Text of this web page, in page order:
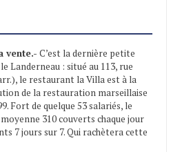
vente.- C’est la dernière petite
Landerneau : situé au 113, rue
le restaurant la Villa est à la
de la restauration marseillaise
Fort de quelque 53 salariés, le
310 couverts chaque jour
7 jours sur 7. Qui rachètera cette